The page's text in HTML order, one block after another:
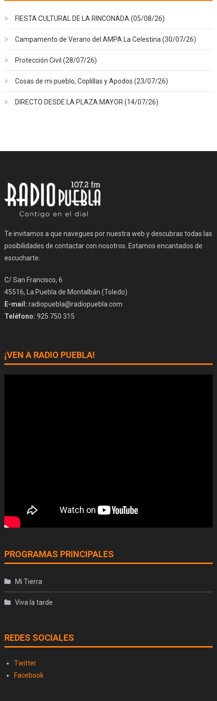
FIESTA CULTURAL DE LA RINCONADA (05/08/26)
Campamento de Verano del AMPA La Celestina (30/07/26)
Protección Civil (28/07/26)
Cosas de mi pueblo, Coplillas y Apodos (23/07/26)
DIRECTO DESDE LA PLAZA MAYOR (14/07/26)
Te invitamos a que navegues por nuestra web y descubras todas las
posibilidades de contactar con nosotros. Estamos encantados de
escucharte.
C/ San Francisco, 6
45516, La Puebla de Montalbán (Toledo)
E-mail: radiopuebla@radiopuebla.com
Teléfono: 925 750 315
¡VEN A RADIO PUEBLA!
PROGRAMAS PRINCIPALES
Mi Tierra
Viva la tarde
REDES SOCIALES
Twitter
Facebook